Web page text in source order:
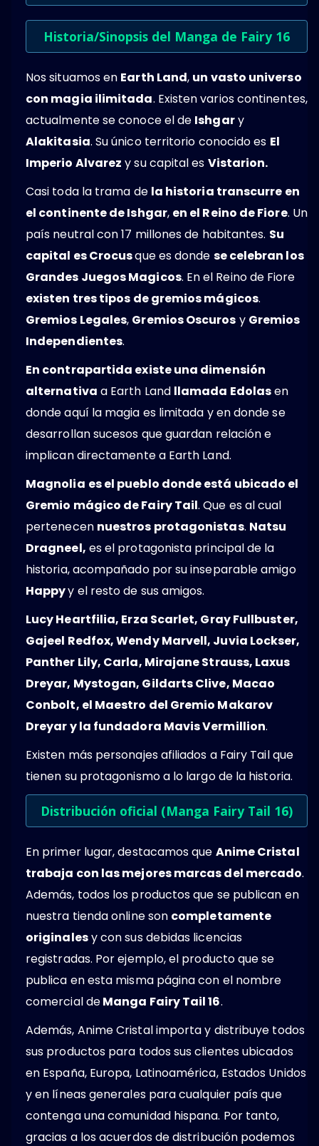
Historia/Sinopsis del Manga de Fairy 16
Nos situamos en Earth Land, un vasto universo
con magia ilimitada. Existen varios continentes,
actualmente se conoce el de Ishgary
Alakitasia. Su único territorio conocido es El
Imperio Alvarez y su capital es Vistarion.
Casi toda la trama de la historia transcurre en
el continente de Ishgar, en el Reino de Fiore. Un
país neutral con 17 millones de habitantes. Su
capital es Crocusque es donde se celebran los
Grandes Juegos Magicos. En el Reino de Fiore
existen tres tipos de gremios mágicos.
Gremios Legales, Gremios Oscuros y Gremios
Independientes.
En contrapartida existe una dimensión
alternativa a Earth Land llamada Edolasen
donde aquí la magia es limitada y en donde se
desarrollan sucesos que guardan relación e
implican directamente a Earth Land.
Magnolia es el pueblo donde está ubicado el
Gremio mágico de Fairy Tail. Que es al cual
pertenecen nuestros protagonistas. Natsu
Dragneel, es el protagonista principal de la
historia, acompañado por su inseparable amigo
Happyy el resto de sus amigos.
Lucy Heartfilia, Erza Scarlet, Gray Fullbuster,
Gajeel Redfox, Wendy Marvell, Juvia Lockser,
Panther Lily, Carla, Mirajane Strauss, Laxus
Dreyar, Mystogan, Gildarts Clive, Macao
Conbolt, el Maestro del Gremio Makarov
Dreyar y la fundadora Mavis Vermillion.
Existen más personajes afiliados a Fairy Tail que
tienen su protagonismo a lo largo de la historia.
Distribución oficial (Manga Fairy Tail 16)
En primer lugar, destacamos que Anime Cristal
trabaja con las mejores marcas del mercado.
Además, todos los productos que se publican en
nuestra tienda online son completamente
originalesy con sus debidas licencias
registradas. Por ejemplo, el producto que se
publica en esta misma página con el nombre
comercial deManga Fairy Tail 16.
Además, Anime Cristal importa y distribuye todos
sus productos para todos sus clientes ubicados
en España, Europa, Latinoamérica, Estados Unidos
y en líneas generales para cualquier país que
contenga una comunidad hispana. Por tanto,
gracias a los acuerdos de distribución podemos